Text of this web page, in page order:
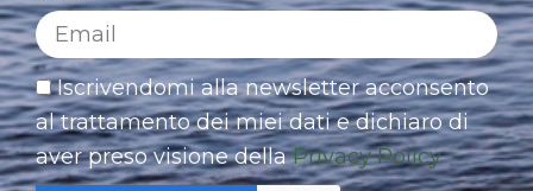
Iscrivendomi alla newsletter acconsento
al trattamento dei miei dati e dichiaro di
aver preso visione dellaPrivacy Policy